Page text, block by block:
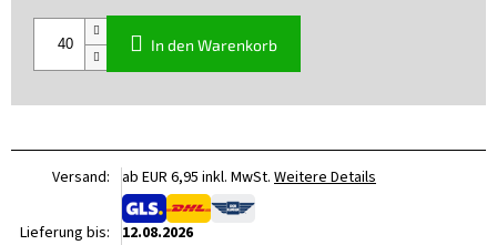
In den Warenkorb
Versand: ab EUR 6,95 inkl. MwSt. Weitere Details
Lieferung bis:
12.08.2026